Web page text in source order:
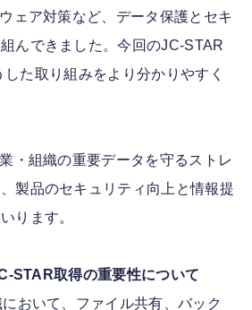
ェア対策など、データ保護とセキ
んできました。今回のJC-STAR
た取り組みをより分かりやすく
・組織の重要データを守るストレ
製品のセキュリティ向上と情報提
ります。
STAR取得の重要性について
おいて、ファイル共有、バック